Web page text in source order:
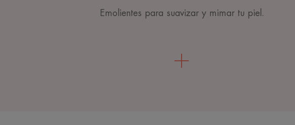
Emolientes para suavizar y mimar tu piel.